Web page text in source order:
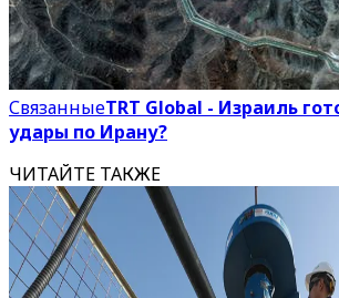
СвязанныеTRT Global - Израиль
удары по Ирану?
ЧИТАЙТЕ ТАКЖЕ